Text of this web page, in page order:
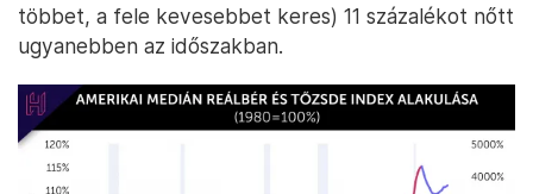
többet, a fele kevesebbet keres) 11 százalékot nőtt
ugyanebben az időszakban.